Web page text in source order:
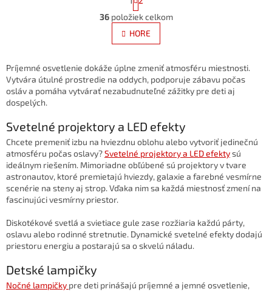
O
v
l
á
a
c
i
r
k
y
v
ý
p
u
t
r
á
n
k
v
a
n
i
36položiek celkom
HORE
Príjemné osvetlenie dokáže úplne zmeniť atmosféru miestnosti.
Vytvára útulné prostredie na oddych, podporuje zábavu počas
osláv a pomáha vytvárať nezabudnuteľné zážitky pre deti aj
dospelých.
Svetelné projektory a LED efekty
Chcete premeniť izbu na hviezdnu oblohu alebo vytvoriť jedinečnú
atmosféru počas oslavy?Svetelné projektory a LED efektysú
ideálnym riešením. Mimoriadne obľúbené sú projektory v tvare
astronautov, ktoré premietajú hviezdy, galaxie a farebné vesmírne
scenérie na steny aj strop. Vďaka nim sa každá miestnosť zmení na
fascinujúci vesmírny priestor.
Diskotékové svetlá a svietiace gule zase rozžiaria každú párty,
oslavu alebo rodinné stretnutie. Dynamické svetelné efekty dodajú
priestoru energiu a postarajú sa o skvelú náladu.
Detské lampičky
Nočné lampičky pre deti prinášajú príjemné a jemné osvetlenie,